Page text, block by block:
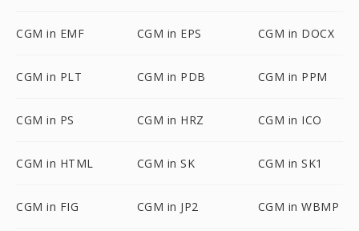
CGM in EMF CGM in EPS CGM in DOCX
CGM in PLT CGM in PDB CGM in PPM
CGM in PS CGM in HRZ CGM in ICO
CGM in HTML CGM in SK CGM in SK1
CGM in FIG CGM in JP2 CGM in WBMP